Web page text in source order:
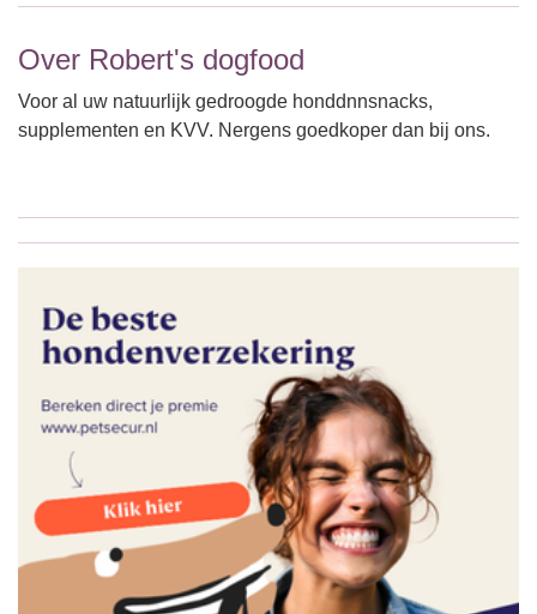
Over Robert's dogfood
Voor al uw natuurlijk gedroogde honddnnsnacks,
supplementen en KVV. Nergens goedkoper dan bij ons.